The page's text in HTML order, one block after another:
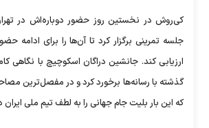
کی‌روش در نخستین روز حضور دوباره‌اش در
جلسه تمرینی برگزار کرد تا آن‌ها را برای ادامه
ارزیابی کند. جانشین دراگان اسکوچیچ با نگاهی
گذشته با رسانه‌ها برخورد کرد و در مفصل‌ترین
که این بار بلیت جام جهانی را به لطف تیم ملی